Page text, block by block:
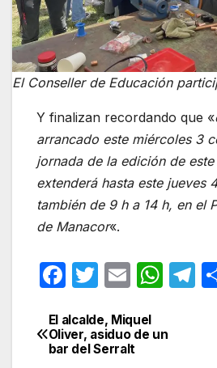
El Conseller de Educación
Y finalizan recordando que «
arrancado este miércoles 3
jornada de la edición de
extenderá hasta este jueves
también de 9 h a 14 h, en el
de Manacor«.
F
c
e
T
itt
er
E
ail
W
at
T
Navegación
de
El alcalde, Miquel
Oliver, asiduo de un
bar del Serralt